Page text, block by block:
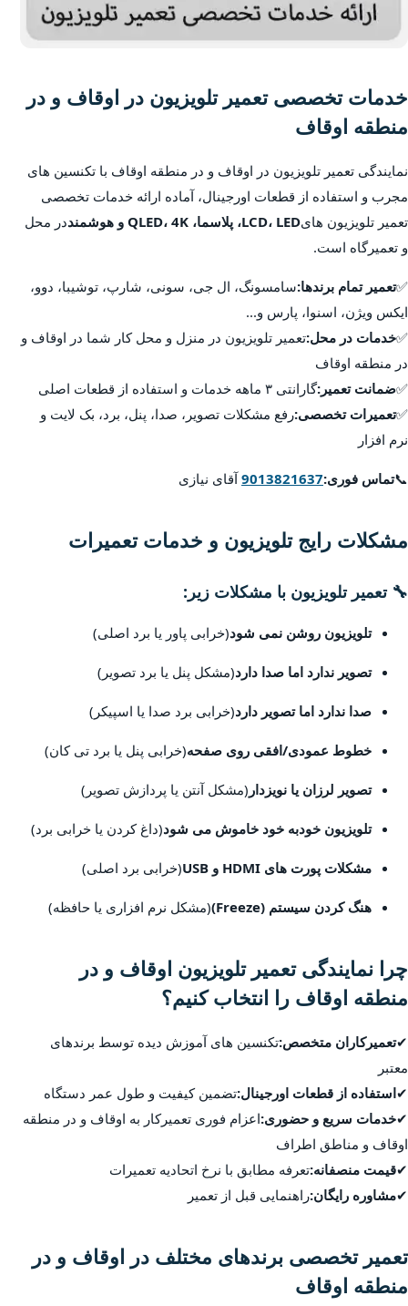
خدمات تخصصی تعمیر تلویزیون در اوقاف و در
منطقه اوقاف
نمایندگی تعمیر تلویزیون در اوقاف و در منطقه اوقاف با تکنسین های
مجرب و استفاده از قطعات اورجینال، آماده ارائه خدمات تخصصی
تعمیر تلویزیون هایLCD، LED، پلاسما، QLED، 4K و هوشمند
در محل
و تعمیرگاه است.
✅تعمیر تمام برندها:سامسونگ، ال جی، سونی، شارپ، توشیبا، دوو،
ایکس ویژن، اسنوا، پارس و...
✅خدمات در محل:تعمیر تلویزیون در منزل و محل کار شما در اوقاف و
در منطقه اوقاف
✅ضمانت تعمیر:گارانتی ۳ ماهه خدمات و استفاده از قطعات اصلی
✅تعمیرات تخصصی:رفع مشکلات تصویر، صدا، پنل، برد، بک لایت و
نرم افزار
📞تماس فوری:9013821637آقای نیازی
مشکلات رایج تلویزیون و خدمات تعمیرات
🔧 تعمیر تلویزیون با مشکلات زیر:
تلویزیون روشن نمی شود(خرابی پاور یا برد اصلی)
تصویر ندارد اما صدا دارد(مشکل پنل یا برد تصویر)
صدا ندارد اما تصویر دارد(خرابی برد صدا یا اسپیکر)
خطوط عمودی/افقی روی صفحه(خرابی پنل یا برد تی کان)
تصویر لرزان یا نویزدار (مشکل آنتن یا پردازش تصویر)
تلویزیون خودبه خود خاموش می شود(داغ کردن یا خرابی برد)
مشکلات پورت های HDMI و USB (خرابی برد اصلی)
هنگ کردن سیستم (Freeze) (مشکل نرم افزاری یا حافظه)
چرا نمایندگی تعمیر تلویزیون اوقاف و در
منطقه اوقاف را انتخاب کنیم؟
✔تعمیرکاران متخصص:تکنسین های آموزش دیده توسط برندهای
معتبر
✔استفاده از قطعات اورجینال:تضمین کیفیت و طول عمر دستگاه
✔خدمات سریع و حضوری:اعزام فوری تعمیرکار به اوقاف و در منطقه
اوقاف و مناطق اطراف
✔قیمت منصفانه:تعرفه مطابق با نرخ اتحادیه تعمیرات
✔مشاوره رایگان:راهنمایی قبل از تعمیر
تعمیر تخصصی برندهای مختلف در اوقاف و در
منطقه اوقاف